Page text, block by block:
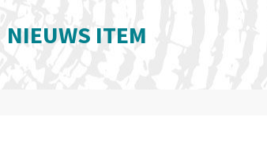
NIEUWS ITEM